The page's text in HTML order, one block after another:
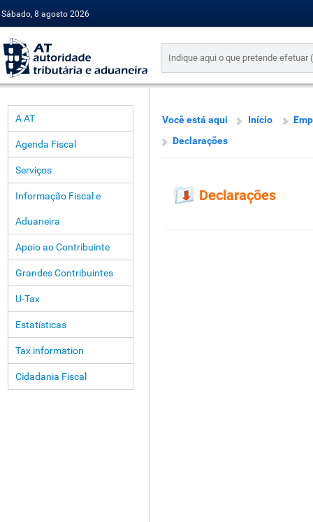
Sábado, 8 agosto 2026
A AT
Agenda Fiscal
Serviços
Informação Fiscal e
Aduaneira
Apoio ao Contribuinte
Grandes Contribuintes
U-Tax
Estatísticas
Tax information
Cidadania Fiscal
Você está aqui Início
Declarações
Declarações